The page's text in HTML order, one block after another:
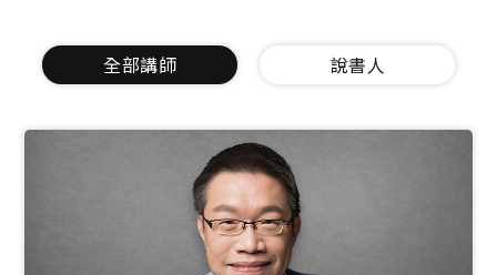
全部講師 說書人